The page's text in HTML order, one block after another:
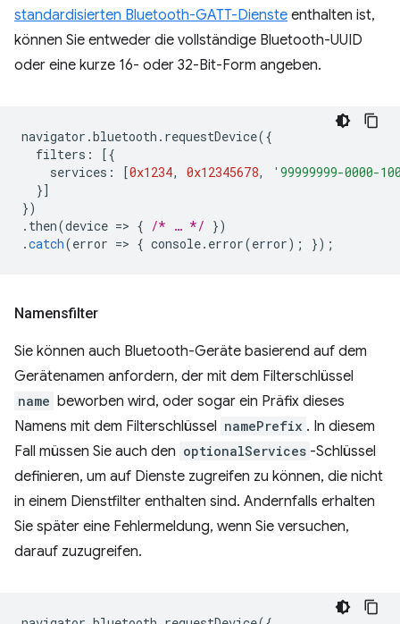
standardisierten Bluetooth-GATT-Dienste enthalten ist,
können Sie entweder die vollständige Bluetooth-UUID
oder eine kurze 16- oder 32-Bit-Form angeben.
navigator .bluetooth . requestDevice({
filters :
[{
services : [0x1234, 0x12345678,
'99999999-0000-
}]
})
. then(device => { /* … */ })
.catch(error => { console. error(error); });
Namensfilter
Sie können auch Bluetooth-Geräte basierend auf dem
Gerätenamen anfordern, der mit dem Filterschlüssel
name beworben wird, oder sogar ein Präfix dieses
Namens mit dem Filterschlüssel namePrefix . In diesem
Fall müssen Sie auch den optionalServices -Schlüssel
definieren, um auf Dienste zugreifen zu können, die nicht
in einem Dienstfilter enthalten sind. Andernfalls erhalten
Sie später eine Fehlermeldung, wenn Sie versuchen,
darauf zuzugreifen.